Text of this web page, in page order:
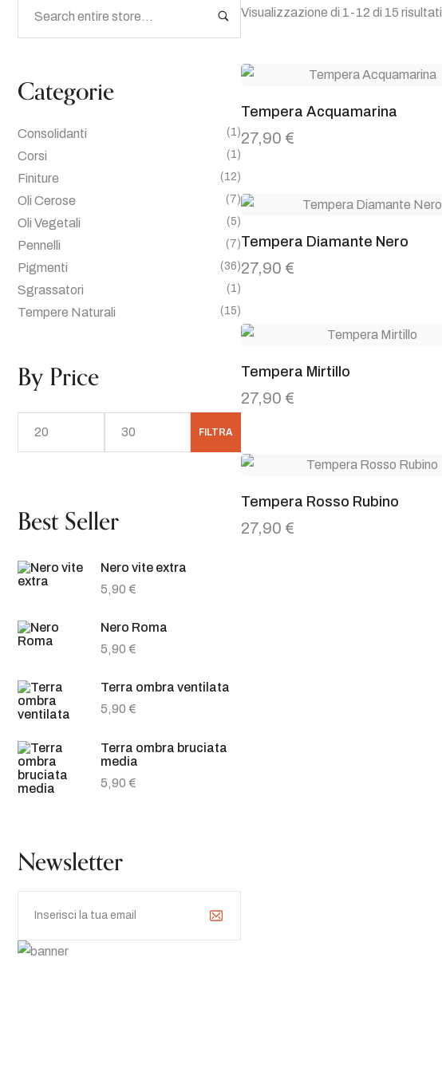
Categorie
Consolidanti (1)
Corsi (1)
Finiture (12)
Oli Cerose (7)
Oli Vegetali (5)
Pennelli (7)
Pigmenti (36)
Sgrassatori (1)
Tempere Naturali (15)
By Price
FILTRA
Best Seller
Nero vite extra
5,90 €
Nero Roma
5,90 €
Terra ombra ventilata
5,90 €
Terra ombra bruciata
media
5,90 €
Newsletter
Visualizzazione di 1-12 di 15 risultati
Tempera Acquamarina
27,90 €
Tempera Diamante Nero
27,90 €
Tempera Mirtillo
27,90 €
Tempera Rosso Rubino
27,90 €